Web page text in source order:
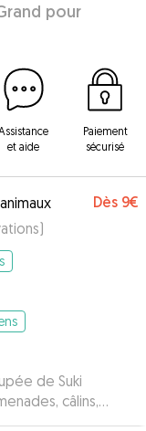
pour
et aide
Paiement
sécurisé
Dès 9€
)
de Suki
câlins,
s'est très bien